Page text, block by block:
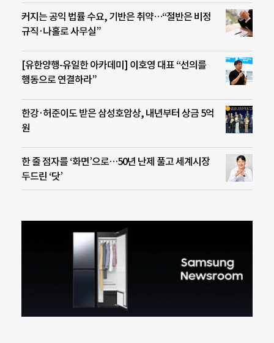
커지는 공익 법률 수요, 기반은 취약…“절반은 비정
규직·나홀로 사무실”
[유한양행-유일한 아카데미] 이호영 대표 “선의를
행동으로 연결하라”
한강·허준이도 받은 삼성호암상, 내년부터 상금 5억
원
한 줄 점자를 ‘화면’으로…50년 난제 풀고 세계시장
두드린 ‘닷’